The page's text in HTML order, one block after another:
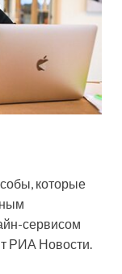
которые
сервисом
РИА Новости.